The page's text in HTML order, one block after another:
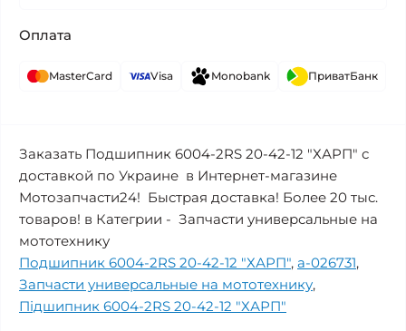
Оплата
MasterCard Visa Monobank ПриватБанк
Заказать Подшипник 6004-2RS 20-42-12 "ХАРП" с
доставкой по Украине в Интернет-магазине
Мотозапчасти24! Быстрая доставка! Более 20 тыс.
товаров! в Категрии - Запчасти универсальные на
мототехнику
Подшипник 6004-2RS 20-42-12 "ХАРП", a-026731,
Запчасти универсальные на мототехнику,
Підшипник 6004-2RS 20-42-12 "ХАРП"